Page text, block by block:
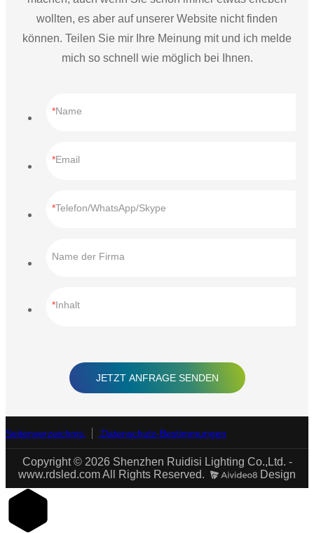
wollten, es aber auf unserer Website nicht finden
können. Teilen Sie mir Ihre Meinung mit und ich melde
mich so schnell wie möglich bei Ihnen.
Name
Email
Telefon/WhatsApp/Skype
Name der Firma
Inhalt
JETZT ANFRAGE SENDEN
Seitenverzeichnis Datenschutz-Bestimmungen
Copyright © 2026 Shenzhen Ruidisi Lighting Co.,Ltd. -
www.rdsled.com All Rights Reserved.
Design